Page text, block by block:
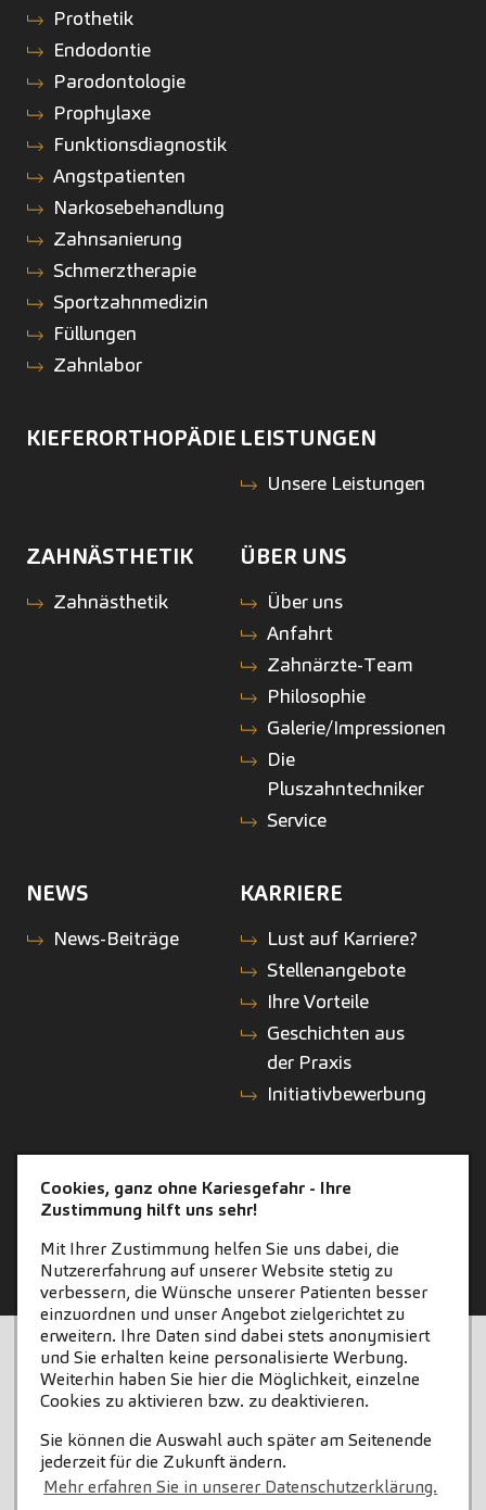
Prothetik
Endodontie
Parodontologie
Prophylaxe
Funktionsdiagnostik
Angstpatienten
Narkosebehandlung
Zahnsanierung
Schmerztherapie
Sportzahnmedizin
Füllungen
Zahnlabor
KIEFERORTHOPÄDIE LEISTUNGEN
Unsere Leistungen
ZAHNÄSTHETIK
Zahnästhetik
ÜBER UNS
Über uns
Anfahrt
Zahnärzte-Team
Philosophie
Galerie/Impressionen
Die
Pluszahntechniker
Service
NEWS
News-Beiträge
KARRIERE
Lust auf Karriere?
Stellenangebote
Ihre Vorteile
Geschichten aus
der Praxis
Initiativbewerbung
Kontakt
STARTSEITE
KONTAKT
COOKIE-EINSTELLUNGEN
IMPRESSUM
DATENSCHUTZ
Cookies, ganz ohne Kariesgefahr - Ihre
Zustimmung hilft uns sehr!
Mit Ihrer Zustimmung helfen Sie uns dabei, die
Nutzererfahrung auf unserer Website stetig zu
verbessern, die Wünsche unserer Patienten besser
einzuordnen und unser Angebot zielgerichtet zu
erweitern. Ihre Daten sind dabei stets anonymisiert
und Sie erhalten keine personalisierte Werbung.
Weiterhin haben Sie hier die Möglichkeit, einzelne
Cookies zu aktivieren bzw. zu deaktivieren.
Sie können die Auswahl auch später am Seitenende
jederzeit für die Zukunft ändern.
Mehr erfahren Sie in unserer Datenschutzerklärung.